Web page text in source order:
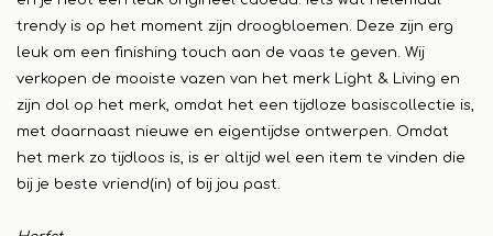
trendy is op het moment zijn droogbloemen. Deze zijn erg
leuk om een finishing touch aan de vaas te geven. Wij
verkopen de mooiste vazen van het merk Light & Living en
zijn dol op het merk, omdat het een tijdloze basiscollectie is,
met daarnaast nieuwe en eigentijdse ontwerpen. Omdat
het merk zo tijdloos is, is er altijd wel een item te vinden die
bij je beste vriend(in) of bij jou past.